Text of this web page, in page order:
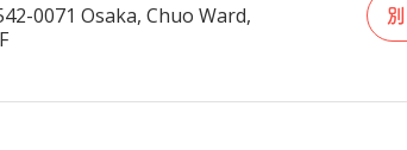
0071 Osaka, Chuo Ward,